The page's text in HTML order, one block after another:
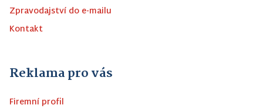
Zpravodajství do e-mailu
Kontakt
Reklama pro vás
Firemní profil